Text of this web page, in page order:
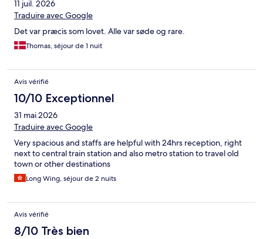
11 juil. 2026
Traduire avec Google
Det var præcis som lovet. Alle var søde og rare.
Thomas, séjour de 1 nuit
Avis vérifié
10/10 Exceptionnel
31 mai 2026
Traduire avec Google
Very spacious and staffs are helpful with 24hrs reception, right
next to central train station and also metro station to travel old
town or other destinations
Long Wing, séjour de 2 nuits
Avis vérifié
8/10 Très bien